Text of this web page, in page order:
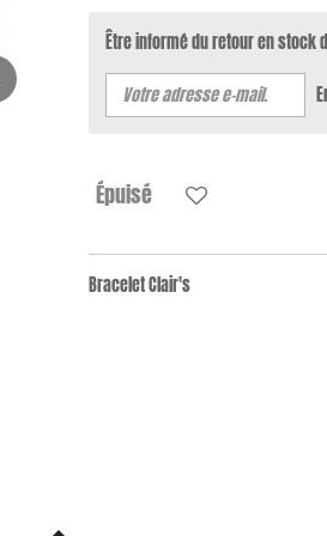
Être informé du retour en stock
Épuisé
Bracelet Clair's